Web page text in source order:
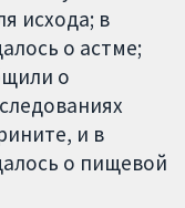
исхода; в
о астме;
о
и в
о пищевой